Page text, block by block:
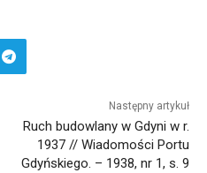
Następny artykuł
Ruch budowlany w Gdyni w r.
1937 // Wiadomości Portu
Gdyńskiego. – 1938, nr 1, s. 9